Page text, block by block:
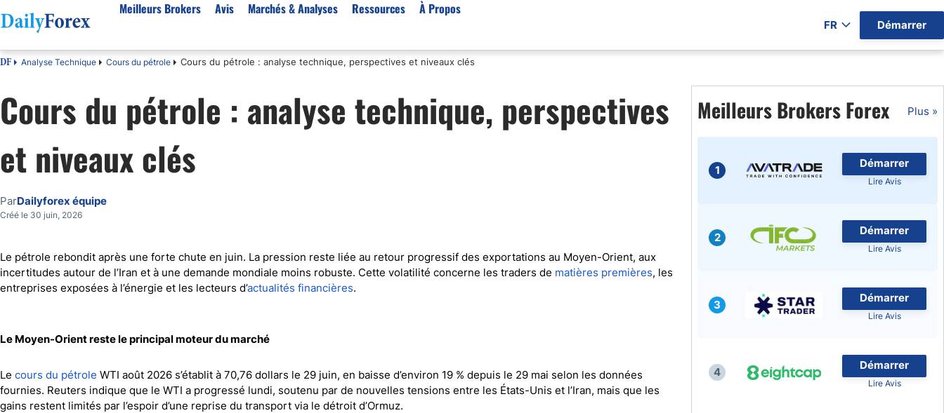
Meilleurs Brokers
Meilleurs brokers en France
Algérie
Maroc
Côte d'Ivoire
Burkina Faso
Belgique
Tunisie
Suisse
Or XAU/USD
Effet de levier
Trading du pétrole
Courtiers MT4
Apps de trading
Échange de crypto-monnaies
Avis
StarTrader
Fintana
BlackBull Markets
Vantage FX
Eightcap
IFC Markets
Marchés & Analyses
EUR-USD
EUR/DZD
Or
Signaux de trading
Matières premières
CAC 40
NASDAQ 100
S&P 500
Analyses techniques
Ressources
Bonus
eBook Trading Gratuit
Articles sur le Forex
Réglementation
À Propos
À Propos de Nous
Pourquoi Nous Faire Confiance
Politique Editoriale
Score de Confiance
Notre Méthodologie
Démarrer
FR
DF Analyse Technique Cours du pétrole Cours du pétrole : analyse technique, perspectives et niveaux clés
Cours du pétrole : analyse technique, perspectives
et niveaux clés
ParDailyforex équipe
Créé le 30 juin, 2026
Le pétrole rebondit après une forte chute en juin. La pression reste liée au retour progressif des exportations au Moyen-Orient, aux
incertitudes autour de l’Iran et à une demande mondiale moins robuste. Cette volatilité concerne les traders de matières premières, les
entreprises exposées à l’énergie et les lecteurs d’actualités financières.
Le Moyen-Orient reste le principal moteur du marché
Le cours du pétrole WTI août 2026 s’établit à 70,76 dollars le 29 juin, en baisse d’environ 19 % depuis le 29 mai selon les données
fournies. Reuters indique que le WTI a progressé lundi, soutenu par de nouvelles tensions entre les États-Unis et l’Iran, mais que les
gains restent limités par l’espoir d’une reprise du transport via le détroit d’Ormuz.
Meilleurs Brokers Forex Plus »
1
Démarrer
Lire Avis
2
Démarrer
Lire Avis
3
Démarrer
Lire Avis
4
Démarrer
Lire Avis